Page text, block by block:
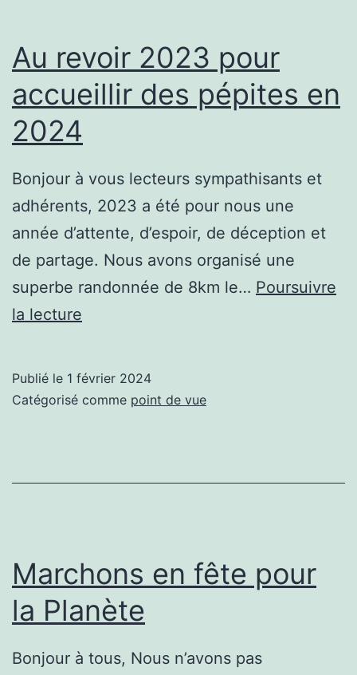
Au revoir 2023 pour
accueillir des pépites en
2024
Bonjour à vous lecteurs sympathisants et
adhérents, 2023 a été pour nous une
année d’attente, d’espoir, de déception et
de partage. Nous avons organisé une
superbe randonnée de 8km le… Poursuivre
la lecture
2023
pour
Publié le 1 février 2024
Catégorisé comme point de vue
Marchons en fête pour
la Planète
Bonjour à tous, Nous n’avons pas